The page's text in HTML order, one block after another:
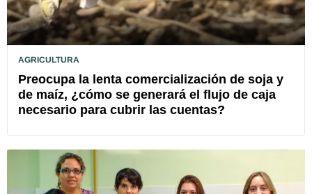
AGRICULTURA
Preocupa la lenta comercialización de soja y
de maíz, ¿cómo se generará el flujo de caja
necesario para cubrir las cuentas?